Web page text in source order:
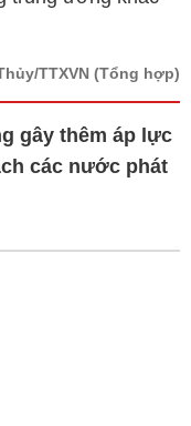
TTXVN (Tổng hợp)
gây thêm áp lực
các nước phát